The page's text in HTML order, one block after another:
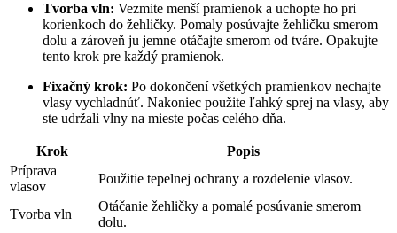
Tvorba vln: Vezmite menší pramienok a uchopte ho pri
korienkoch do žehličky. Pomaly posúvajte žehličku smerom
dolu a zároveň ju jemne otáčajte smerom od tváre. Opakujte
tento krok pre každý pramienok.
Fixačný krok: Po dokončení všetkých pramienkov nechajte
vlasy vychladnúť. Nakoniec použite ľahký sprej na vlasy, aby
ste udržali vlny na mieste počas celého dňa.
Krok
Popis
Príprava
vlasov
Použitie tepelnej ochrany a rozdelenie vlasov.
Tvorba vln
Otáčanie žehličky a pomalé posúvanie smerom
dolu.